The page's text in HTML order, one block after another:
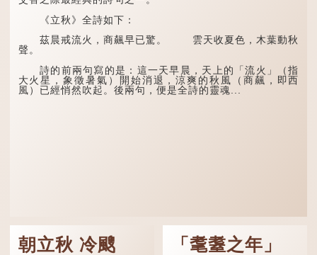
《立秋》全詩如下：
茲晨戒流火，商飆早已驚。 雲天收夏色，木葉動秋
聲。
詩的前兩句寫的是：這一天早晨，天上的「流火」（指
大火星，象徵暑氣）開始消退，涼爽的秋風（商飆，即西
風）已經悄然吹起。後兩句，便是全詩的靈魂...
朝立秋 冷颼
「耄耋之年」